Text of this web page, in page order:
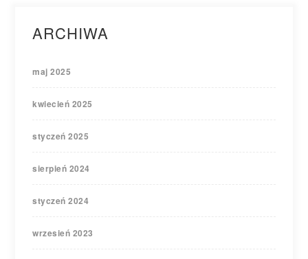
ARCHIWA
maj 2025
kwiecień 2025
styczeń 2025
sierpień 2024
styczeń 2024
wrzesień 2023